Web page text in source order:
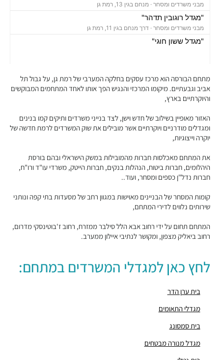
מבני משרדים ומסחר · מנחם בגין 13, רמת גן
"מגדל רוגובין תדהר"
מבני משרדים ומסחר · דרך מנחם בגין 11, רמת גן
"מגדל ששון חוגי"
מבני משרדים ומסחר · החילזון 12, רמת גן
"מגדל אמות אטריום"
מבני משרדים ומסחר ·
מבני משרדים ומסחר ·תובל 40, רמת גן
"בית פובליסיס"
"בית תובל 22"
מבני משרדים ומסחר · תובל 22, רמת גן
"מגדל פז 2"
מבני משרדים ומסחר ·בצלאל 28, רמת גן
"מגדל פז 1"
"מגדלי התאומים"
מבני משרדים ומסחר ·זאב ז'בוטינסקי 33-35, רמת גן
מבני משרדים ומסחר ·אבא הלל 10, רמת גן
"בית עורק"
מבני משרדים ומסחר ·
מבני משרדים ומסחר ·
"בית דרום אפריקה"
"בית הראל"
מתחם הבורסה הוא מרכז עסקים בחלקה המערבי של רמת גן, על גבול תל
אביב וגבעתיים. מיקומו המרכזי והנגיש הפך אותו לאחד המתחמים המבוקשים
והיוקרתיים בארץ,
האזור מאופיין בשילוב של חדש וישן, לצד בנייני משרדים ותיקים קמו בנינים
ומגדלים מודרניים ויוקרתיים אשר מובילים את שוק המשרדים לרמת חדשה של
יוקרה וייצוגיות,
את המתחם מאכלסות חברות מהמובילות במשק הישראלי ובהם בורסת
היהלומים, חברות ביטוח, הנהלות בנקים, חברות הייטק, משרדי עו"ד ורו"ח,
חברות נדל"ן כספים ומסחר, ועוד..
קומות המסחר של הבניינים מאוישות במגוון רחב של מסעדות בתי קפה ונותני
שירותים נלווים לדירי המתחם,
המתחם תחום על ידי רחוב אבא הלל סילבר ממזרח, רחוב ז'בוטינסקי מדרום,
רחוב ביאליק מצפון, ומקושר לנתיבי איילון ממערב.
לחץ כאן למגדלי המשרדים במתחם:
בית ערן הדר
מגדלי התאומים
בית סמסונג
מגדל מנורה מבטחים